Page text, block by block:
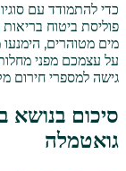
כדי להתמודד עם
פוליסת ביטוח
מים מטוהרים,
על עצמכם מפני
גישה למספרי חירום
סיכום בנושא
גואטמלה